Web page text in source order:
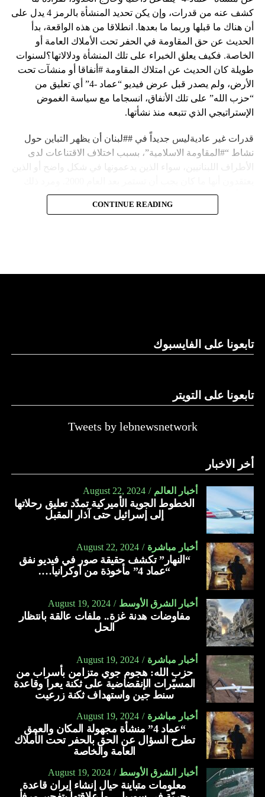
كشف عنه من قدرات، وإن يكن تحديد المنشأة بالرمز 4 يدل على
أن هناك ما قبلها وربما ما بعدها. انطلاقا من هذه الواقعة، بدأ
الحديث عن حق المقاومة في الحفر تحت الأملاك العامة أو
الخاصة. فكيف يعلق الخبراء على تلك المنشأة ودلالاتها؟لسنوات
طويلة كان الحديث عن امتلاك المقاومة #أنفاقا أو منشآت تحت
الأرض، ولم يصدر قبل عرض فيديو “عماد -4” أي تعليق من
“حزب الله” على تلك الأنفاق، انسجاما مع سياسة الغموض
الإستراتيجي الذي تتبعه منذ نشأتها.
قدرات غير عاديةليس جديداً في ##لبنان أن يظهر التباين حول
نشاط “#المقاومة الاسلامية”، بسبب اختلاف الاقتناعات لدى
الأطراف اللبنانيين، سواء الذين يدعمونها في شكل واضح أو الذين
إلى أن المقاومة ضد الاحتلال الإسرائيلي لم تكن يوماً محط
إجماع داخلي، وإن كانت القوى اللبنانية المؤمنة بالصراع ضد
النهار
CONTINUE READING
تابعونا على الفايسبوك
تابعونا على التويتر
Tweets by lebnewsnetwork
أخر الاخبار
أخبار العالم August 22, 2024
الخطوط الجوية الأميركية تمدّد تعليق رحلاتها
إلى إسرائيل حتى آذار المقبل
أخبار مباشرة August 22, 2024
“النهار” تكشف حقيقة صور في فيديو نفق
“عماد 4” مأخوذة من أوكرانيا….
أخبار الشرق الأوسط August 19, 2024
مفاوضات هدنة غزة.. ملفات عالقة بانتظار
الحل
أخبار مباشرة August 19, 2024
حزب الله: هجوم جوي متزامن بأسراب من
المسيّرات الإنقضاضية على ثكنة يعرا وقاعدة
سنط جين واستهداف ثكنة زرعيت
أخبار مباشرة August 19, 2024
“عماد 4” منشأة مجهولة المكان والعمق
تطرح السؤال عن الحق بالحفر تحت الأملاك
العامة والخاصة
أخبار الشرق الأوسط August 19, 2024
معلومات متباينة حيال إنشاء إيران قاعدة